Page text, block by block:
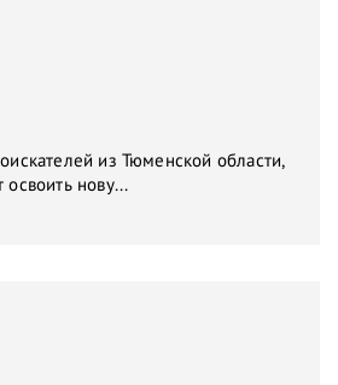
из Тюменской области,
нову...